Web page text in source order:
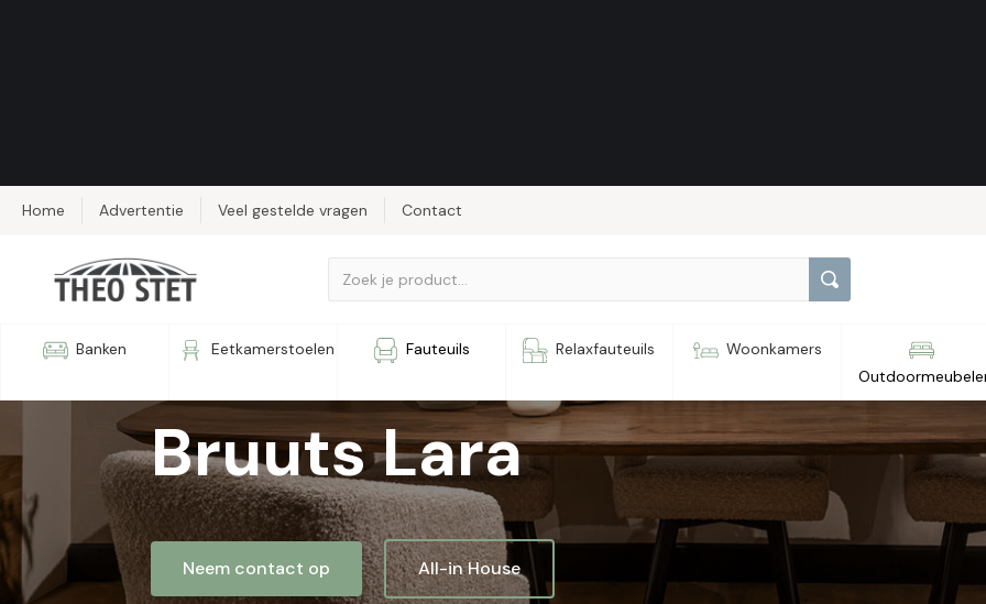
Home Advertentie Veel gestelde vragen Contact
Banken Eetkamerstoelen Fauteuils Relaxfauteuils
Woonkamers
Eetkamertafel
Bruuts Lara
Neem contact op All-in House